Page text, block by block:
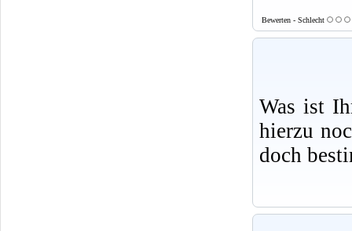
Bewerten - Schlecht
Was ist
hierzu
doch